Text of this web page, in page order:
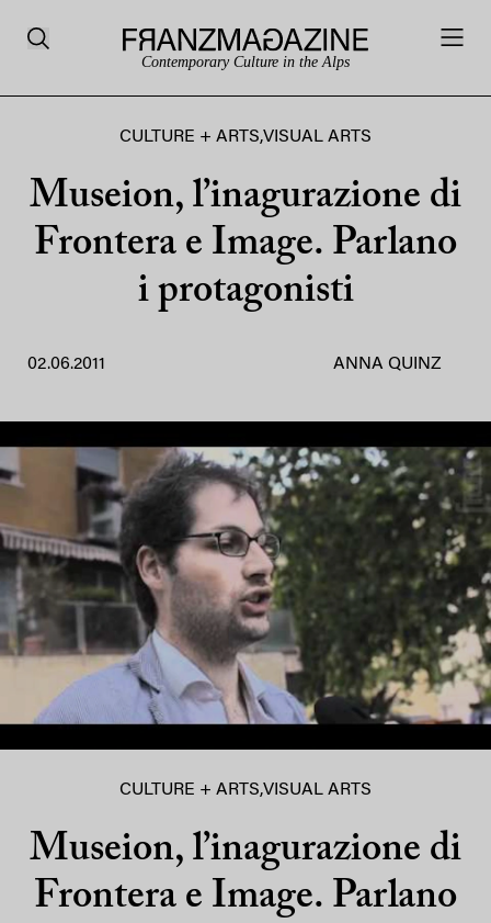
Contemporary Culture in the Alps
CULTURE + ARTS,VISUAL ARTS
Museion, l’inagurazione di
Frontera e Image. Parlano
i protagonisti
02.06.2011 ANNA QUINZ
CULTURE + ARTS,VISUAL ARTS
Museion, l’inagurazione di
Frontera e Image. Parlano